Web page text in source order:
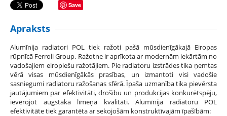
Save
Apraksts
Alumīnija radiatori POL tiek ražoti pašā mūsdienīgākajā Eiropas
rūpnīcā Ferroli Group. Ražotne ir aprīkota ar modernām iekārtām no
vadošajiem eiropiešu ražotājiem. Pie radiatoru izstrādes tika ņemtas
vērā visas mūsdienīgākās prasības, un izmantoti visi vadošie
sasniegumi radiatoru ražošanas sfērā. Īpaša uzmanība tika pievērsta
jautājumiem par efektivitāti, drošību un produkcijas konkurētspēju,
ievērojot augstākā līmeņa kvalitāti. Alumīnija radiatoru POL
efektivitāte tiek garantēta ar sekojošām konstruktīvajām īpašībām: